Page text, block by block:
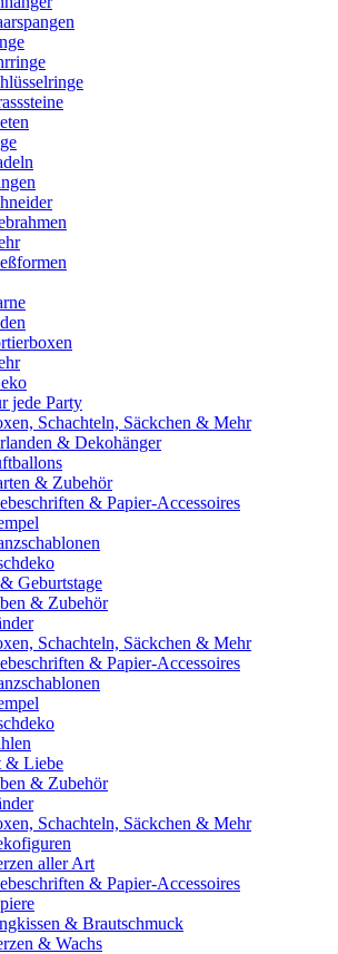
jede Party
Schachteln, Säckchen & Mehr
& Dekohänger
& Zubehör
& Papier-Accessoires
Geburtstage
& Zubehör
Schachteln, Säckchen & Mehr
& Papier-Accessoires
& Liebe
& Zubehör
Schachteln, Säckchen & Mehr
aller Art
& Papier-Accessoires
& Brautschmuck
& Wachs